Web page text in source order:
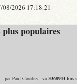
08/2026 17:18:21
plus populaires
par Paul Courbis - vu3368944 fois